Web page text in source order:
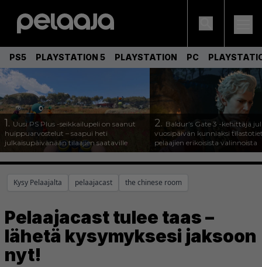
PS5 PLAYSTATION 5 PLAYSTATION PC
1. Uusi PS Plus -seikkailupeli on saanut
huippuarvostelut – saapui heti
julkaisupäivänään tilaajien saataville
2. Baldur’s Gate 3 -kehittäjä
vuosipäivän kunniaksi
pelaajien erikoisista valinnoista
Kysy Pelaajalta pelaajacast the chinese room
Pelaajacast tulee taas –
lähetä kysymyksesi jaksoon
nyt!